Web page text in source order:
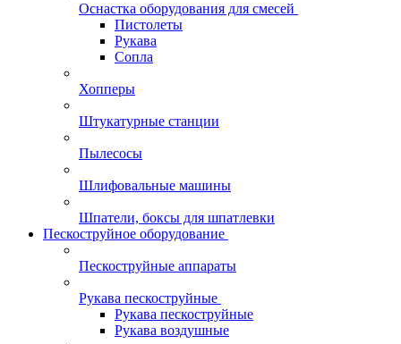
Оснастка оборудования для смесей
Пистолеты
Рукава
Сопла
Хопперы
Штукатурные станции
Пылесосы
Шлифовальные машины
Шпатели, боксы для шпатлевки
Пескоструйное оборудование
Пескоструйные аппараты
Рукава пескоструйные
Рукава пескоструйные
Рукава воздушные